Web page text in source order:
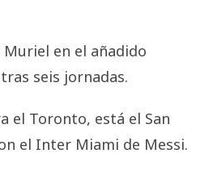
en el añadido
seis jornadas.
el Toronto, está el San
el Inter Miami de Messi.